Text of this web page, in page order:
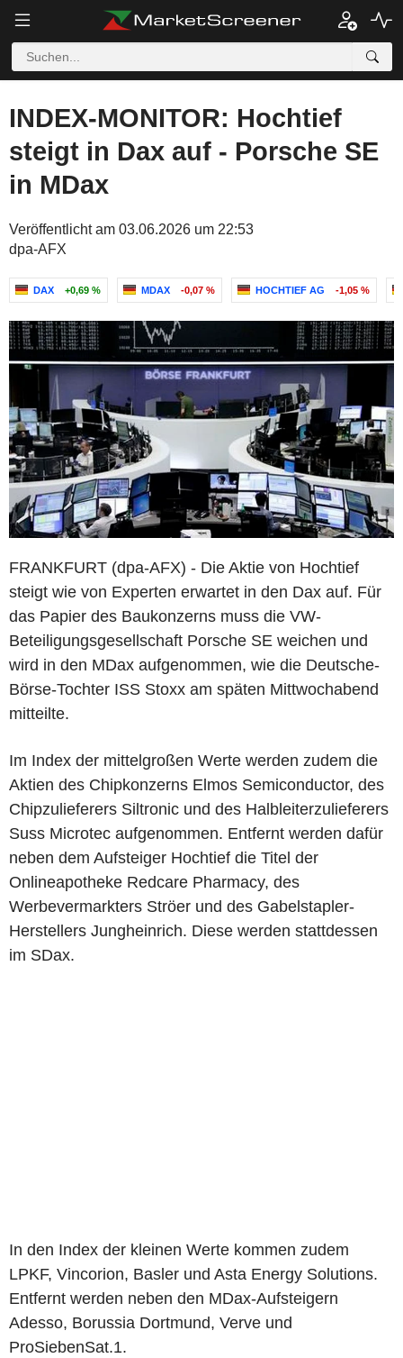
INDEX-MONITOR: Hochtief
steigt in Dax auf - Porsche SE
in MDax
Veröffentlicht am 03.06.2026 um 22:53
dpa-AFX
DAX +0,69 % MDAX -0,07 % HOCHTIEF AG -1,05 %
FRANKFURT (dpa-AFX) - Die Aktie von Hochtief
steigt wie von Experten erwartet in den Dax auf. Für
das Papier des Baukonzerns muss die VW-
Beteiligungsgesellschaft Porsche SE weichen und
wird in den MDax aufgenommen, wie die Deutsche-
Börse-Tochter ISS Stoxx am späten Mittwochabend
mitteilte.
Im Index der mittelgroßen Werte werden zudem die
Aktien des Chipkonzerns Elmos Semiconductor, des
Chipzulieferers Siltronic und des Halbleiterzulieferers
Suss Microtec aufgenommen. Entfernt werden dafür
neben dem Aufsteiger Hochtief die Titel der
Onlineapotheke Redcare Pharmacy, des
Werbevermarkters Ströer und des Gabelstapler-
Herstellers Jungheinrich. Diese werden stattdessen
im SDax.
In den Index der kleinen Werte kommen zudem
LPKF, Vincorion, Basler und Asta Energy Solutions.
Entfernt werden neben den MDax-Aufsteigern
Adesso, Borussia Dortmund, Verve und
ProSiebenSat.1.